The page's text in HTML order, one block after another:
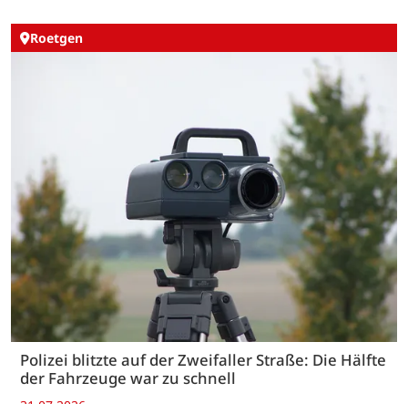
Roetgen
Polizei blitzte auf der Zweifaller Straße: Die Hälfte
der Fahrzeuge war zu schnell